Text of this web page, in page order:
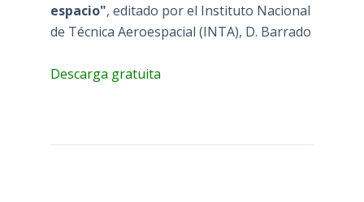
espacio", editado por el Instituto Nacional
de Técnica Aeroespacial (INTA), D. Barrado
Descarga gratuita